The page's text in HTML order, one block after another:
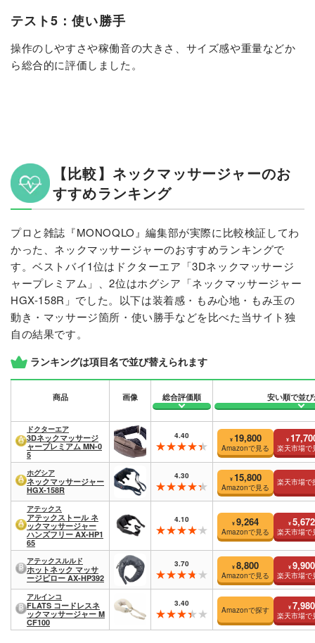
テスト5：使い勝手
操作のしやすさや稼働音の大きさ、サイズ感や重量などか
ら総合的に評価しました。
【比較】ネックマッサージャーのお
すすめランキング
プロと雑誌『MONOQLO』編集部が実際に比較検証してわ
かった、ネックマッサージャーのおすすめランキングで
す。ベストバイ1位はドクターエア「3Dネックマッサージ
ャープレミアム」、2位はホグシア「ネックマッサージャー
HGX-158R」でした。以下は装着感・もみ心地・もみ玉の
動き・マッサージ箇所・使い勝手などを比べた当サイト独
自の結果です。
ランキングは項目名で並び替えられます
商品 画像 総合評価順 安い順で並
ドクターエア
3Dネックマッサージ
ャープレミアム MN-0
5
4.40 ¥ 19,800
Amazonで見る
¥
楽天市場で
ホグシア
ネックマッサージャー
HGX-158R
4.30 ¥ 15,800
Amazonで見る
楽天市場で
アテックス
アテックストール ネ
ックマッサージャー
ハンズフリー AX-HP1
65
4.10 ¥ 9,264
Amazonで見る
¥ 5,672
楽天市場で
アテックスルルド
ホットネック マッサ
ージピロー AX-HP392
3.70 ¥ 8,800
Amazonで見る
¥ 9,900
楽天市場で
アルインコ
FLATS コードレスネ
ックマッサージャー M
CF100
3.40
Amazonで探す ¥ 7,980
楽天市場で